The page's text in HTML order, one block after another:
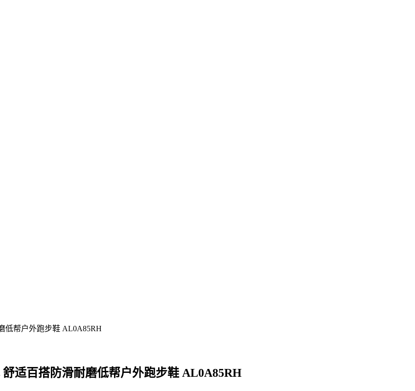
适百搭防滑耐磨低帮户外跑步鞋 AL0A85RH